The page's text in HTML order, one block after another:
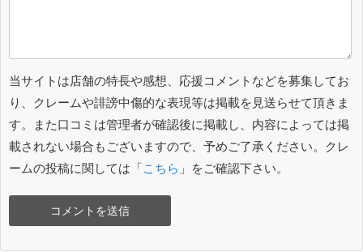
当サイトは店舗の特長や感想、応援コメントなどを募集してお
り、クレームや誹謗中傷的な表現等は掲載を見送らせて頂きま
す。また口コミは管理者が確認後に掲載し、内容によっては掲
載されない場合もございますので、予めご了承ください。クレ
ームの投稿に関しては「こちら 」をご確認下さい。